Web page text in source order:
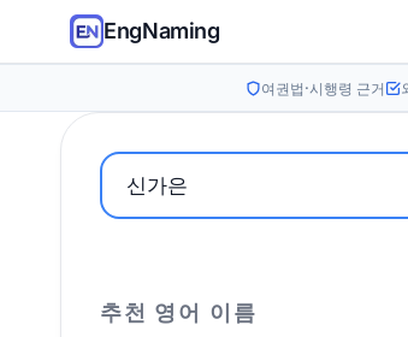
EngNaming
여권법·시행령 근거
추천 영어 이름